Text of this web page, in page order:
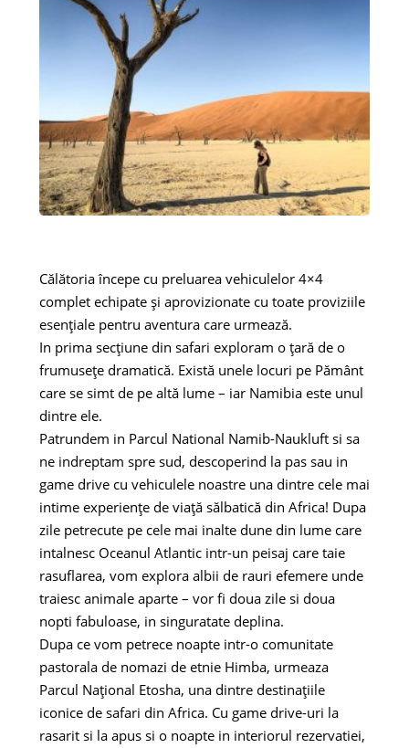
Călătoria începe cu preluarea vehiculelor 4×4
complet echipate și aprovizionate cu toate proviziile
esențiale pentru aventura care urmează.
In prima secțiune din safari exploram o țară de o
frumusețe dramatică. Există unele locuri pe Pământ
care se simt de pe altă lume – iar Namibia este unul
dintre ele.
Patrundem in Parcul National Namib-Naukluft si sa
ne indreptam spre sud, descoperind la pas sau in
game drive cu vehiculele noastre una dintre cele mai
intime experiențe de viață sălbatică din Africa! Dupa
zile petrecute pe cele mai inalte dune din lume care
intalnesc Oceanul Atlantic intr-un peisaj care taie
rasuflarea, vom explora albii de rauri efemere unde
traiesc animale aparte – vor fi doua zile si doua
nopti fabuloase, in singuratate deplina.
Dupa ce vom petrece noapte intr-o comunitate
pastorala de nomazi de etnie Himba, urmeaza
Parcul Național Etosha, una dintre destinațiile
iconice de safari din Africa. Cu game drive-uri la
rasarit si la apus si o noapte in interiorul rezervatiei,